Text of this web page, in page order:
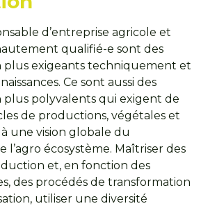
d’entreprise agricole et
qualifié-e sont des
plus exigeants techniquement et
Ce sont aussi des
plus polyvalents qui exigent de
de productions, végétales et
une vision globale du
écosystème. Maîtriser des
et, en fonction des
des procédés de transformation
utiliser une diversité